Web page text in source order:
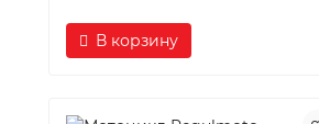
В корзину